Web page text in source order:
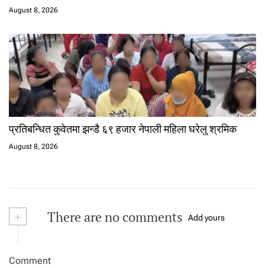
August 8, 2026
प्रतिबन्धित कुवेतमा झन्डै ६९ हजार नेपाली महिला घरेलु श्रमिक
August 8, 2026
+ There are no comments Add yours
Comment